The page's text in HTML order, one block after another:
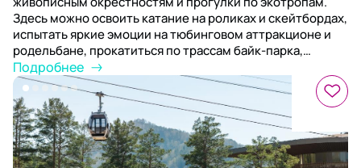
Здесь можно освоить катание на роликах и скейтбордах,
испытать яркие эмоции на тюбинговом аттракционе и
родельбане, прокатиться по трассам байк-парка,
попробовать полеты на парапланах и поездки на
квадроциклах, а также побывать на экскурсиях к самым
живописным уголкам региона и к цветущему
маральнику.
Подробнее